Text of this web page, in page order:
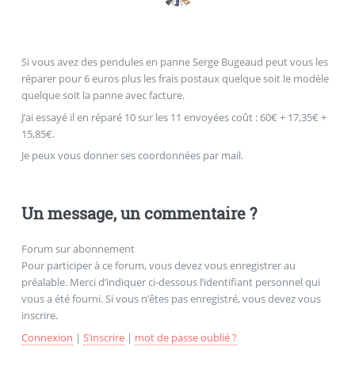
Si vous avez des pendules en panne Serge Bugeaud peut vous les
réparer pour 6 euros plus les frais postaux quelque soit le modèle
quelque soit la panne avec facture.
J’ai essayé il en réparé 10 sur les 11 envoyées coût : 60€ + 17,35€ +
15,85€.
Je peux vous donner ses coordonnées par mail.
Un message, un commentaire ?
Forum sur abonnement
Pour participer à ce forum, vous devez vous enregistrer au
préalable. Merci d’indiquer ci-dessous l’identifiant personnel qui
vous a été fourni. Si vous n’êtes pas enregistré, vous devez vous
inscrire.
Connexion | S’inscrire| mot de passe oublié ?